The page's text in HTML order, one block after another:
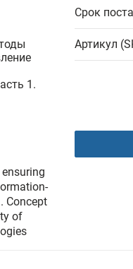
1.
Concept
of
Срок
Артикул